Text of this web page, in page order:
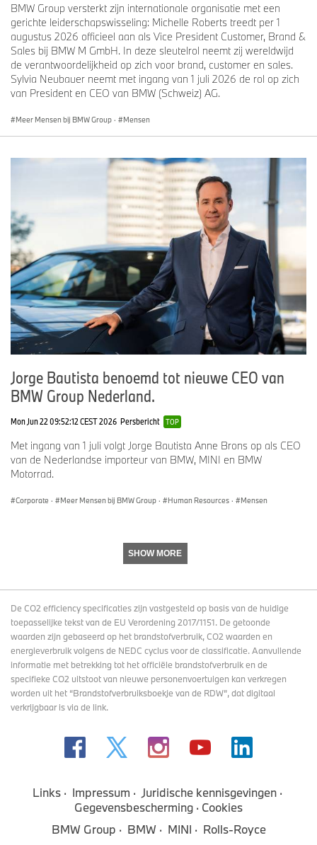
BMW Group versterkt zijn internationale organisatie met een
gerichte leiderschapswisseling: Michelle Roberts treedt per 1
augustus 2026 officieel aan als Vice President Customer, Brand &
Sales bij BMW M GmbH. In deze sleutelrol neemt zij wereldwijd
de verantwoordelijkheid op zich voor brand, customer en sales.
Sylvia Neubauer neemt met ingang van 1 juli 2026 de rol op zich
van President en CEO van BMW (Schweiz) AG.
Meer Mensen bij BMW Group · Mensen
Jorge Bautista benoemd tot nieuwe CEO van
BMW Group Nederland.
Mon Jun 22 09:52:12 CEST 2026 Persbericht TOP
Met ingang van 1 juli volgt Jorge Bautista Anne Brons op als CEO
van de Nederlandse importeur van BMW, MINI en BMW
Motorrad.
Corporate · Meer Mensen bij BMW Group · Human Resources · Mensen
SHOW MORE
De CO2 efficiency specificaties zijn vastgesteld op basis van de huidige
toepasselijke tekst van de EU Verordening 2017/1151. De getoonde
waarden zijn gebaseerd op het brandstofverbruik, CO2 waarden en
energieverbruik volgens de NEDC cyclus voor de classificatie. Aanvullende
informatie met betrekking tot het officiële brandstofverbruik en de
specifieke CO2 uitstoot van nieuwe personenvoertuigen kan verkregen
worden uit het “Brandstofverbruiksboekje van de RDW”, dat digitaal
verkrijgbaaris via de link.
Links Impressum
Juridische kennisgevingen
Gegevensbescherming
Cookies
BMW Group
BMW MINI Rolls-Royce